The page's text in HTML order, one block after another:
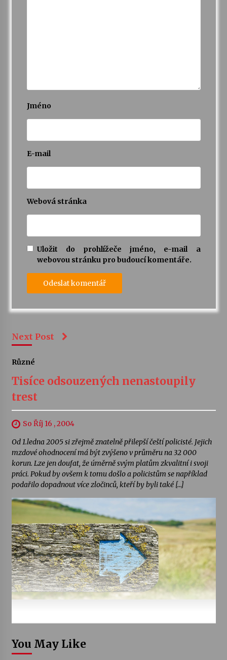
Jméno
E-mail
Webová stránka
Uložit do prohlížeče jméno, e-mail a
webovou stránku pro budoucí komentáře.
Next Post
Různé
Tisíce odsouzených nenastoupily
trest
So Říj 16 , 2004
Od 1.ledna 2005 si zřejmě znatelně přilepší čeští policisté. Jejich
mzdové ohodnocení má být zvýšeno v průměru na 32 000
korun. Lze jen doufat, že úměrně svým platům zkvalitní i svoji
práci. Pokud by ovšem k tomu došlo a policistům se například
podařilo dopadnout více zločinců, kteří by byli také […]
You May Like